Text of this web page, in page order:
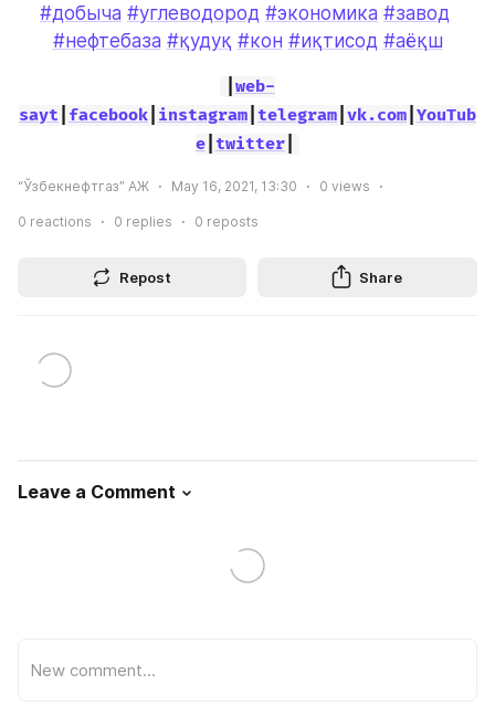
#добыча #углеводород #экономика #завод
#нефтебаза #қудуқ #кон #иқтисод #аёқш
web-
sayt facebook instagram telegram vk.com YouTub
e| twitter|
“Ўзбекнефтгаз” АЖ May 16, 2021, 13:30 0 views
0 reactions 0 replies 0 reposts
Repost Share
Leave a Comment